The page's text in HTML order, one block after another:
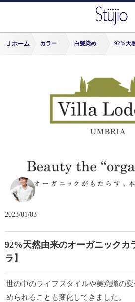
ホーム カラー 白髪染め 92%天
2023/01/03
92%天然由来のオーガニック
ラ】
世の中のライフスタイルや美意識の
められることも変化してきました。